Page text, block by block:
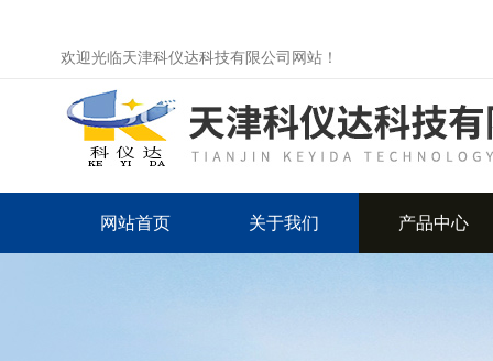
欢迎光临天津科仪达科技有限公司网站！
网站首页 关于我们 产品中心